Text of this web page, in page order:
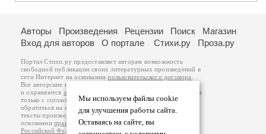
Мы используем файлы cookie
для улучшения работы сайта.
Оставаясь на сайте, вы
Авторы Произведения Рецензии Поиск
Магазин
Вход для авторов
О портале Стихи.ру Проза.ру
Портал Стихи.ру предоставляет авторам возможность
свободной публикации своих литературных произведений в
сети Интернет на основаниипользовательского договора
Все авторские права на произведения принадлежат авторам
и охраняются законом
. Перепечатка произведений возможна
только с согласия его автора, к которому вы можете
обратиться на его авторской странице. Ответственность за
тексты произведений авторы несут самостоятельно на
основанииправил публикацииизаконодательства
Российской Федерации